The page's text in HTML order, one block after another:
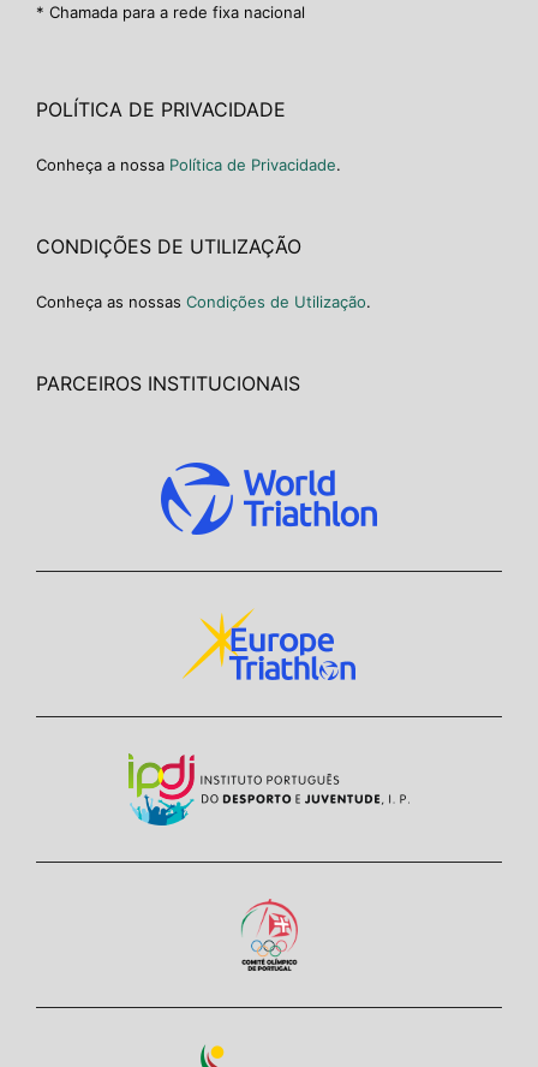
* Chamada para a rede fixa nacional
POLÍTICA DE PRIVACIDADE
Conheça a nossa Política de Privacidade.
CONDIÇÕES DE UTILIZAÇÃO
Conheça as nossas Condições de Utilização.
PARCEIROS INSTITUCIONAIS